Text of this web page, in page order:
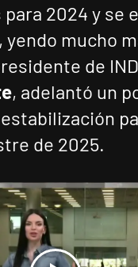
2024 y se
yendo mucho
de
, adelantó un
de 2025.